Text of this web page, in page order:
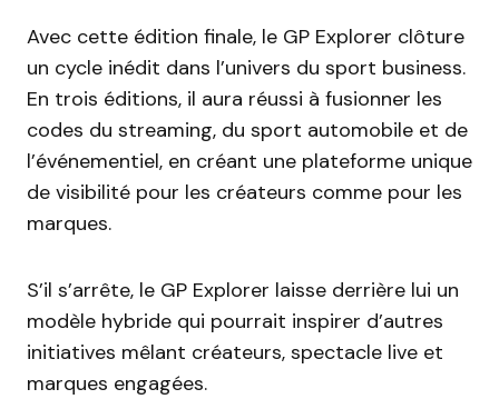
Avec cette édition finale, le GP Explorer clôture
un cycle inédit dans l’univers du sport business.
En trois éditions, il aura réussi à fusionner les
codes du streaming, du sport automobile et de
l’événementiel, en créant une plateforme unique
de visibilité pour les créateurs comme pour les
marques.
S’il s’arrête, le GP Explorer laisse derrière lui un
modèle hybride qui pourrait inspirer d’autres
initiatives mêlant créateurs, spectacle live et
marques engagées.